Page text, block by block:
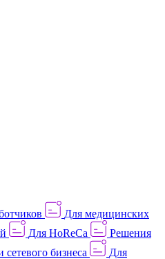
Для медицинских
Для HoReCa
Решения
бизнеса
Для